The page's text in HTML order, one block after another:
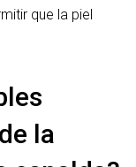
que la piel
la